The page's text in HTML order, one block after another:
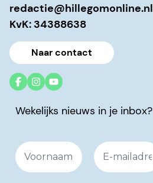
redactie@hillegomonline.nl
KvK: 34388638
Naar contact
Wekelijks nieuws in je inbox?